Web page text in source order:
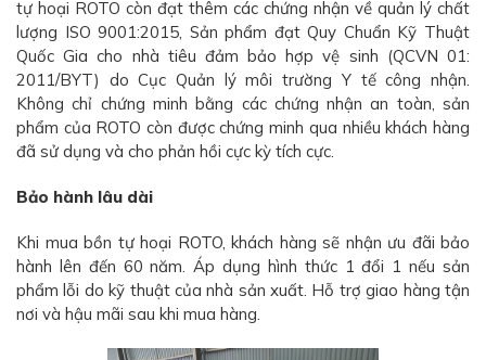
tự hoại ROTO còn đạt thêm các chứng nhận về quản lý chất
lượng ISO 9001:2015, Sản phẩm đạt Quy Chuẩn Kỹ Thuật
Quốc Gia cho nhà tiêu đảm bảo hợp vệ sinh (QCVN 01:
2011/BYT) do Cục Quản lý môi trường Y tế công nhận.
Không chỉ chứng minh bằng các chứng nhận an toàn, sản
phẩm của ROTO còn được chứng minh qua nhiều khách hàng
đã sử dụng và cho phản hồi cực kỳ tích cực.
Bảo hành lâu dài
Khi mua bồn tự hoại ROTO, khách hàng sẽ nhận ưu đãi bảo
hành lên đến 60 năm. Áp dụng hình thức 1 đổi 1 nếu sản
phẩm lỗi do kỹ thuật của nhà sản xuất. Hỗ trợ giao hàng tận
nơi và hậu mãi sau khi mua hàng.